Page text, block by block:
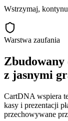
Wstrzymaj,
Warstwa zaufania
Zbudowany
z jasnymi
CartDNA wspiera
kasy i prezentacji
przechowywane